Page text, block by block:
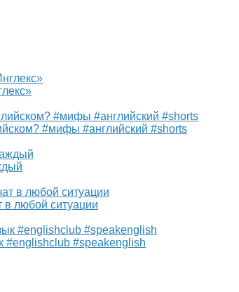
#мифы #английский #shorts
в любой ситуации
#englishclub #speakenglish